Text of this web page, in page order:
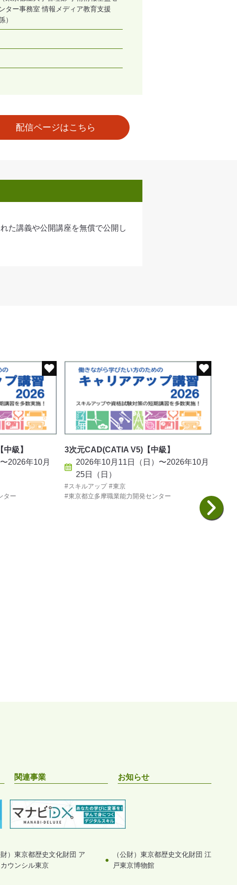
ンター事務室 情報メディア教育支援
）
配信ページはこちら
た講義や公開講座を無償で公開し
級】
2026年10月
ター
3次元CAD(CATIA V5)【中級】
2026年10月11日（日）〜2026年10月
25日（日）
スキルアップ
東京
東京都立多摩職業能力開発センター
関連事業 お知らせ
財）東京都歴史文化財団 ア
ウンシル東京
（公財）東京都歴史文化財団 江
戸東京博物館